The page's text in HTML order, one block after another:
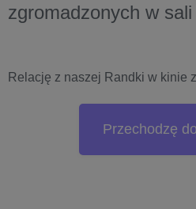
zgromadzonych w
Relację z naszej Randki w kinie
Przechodzę